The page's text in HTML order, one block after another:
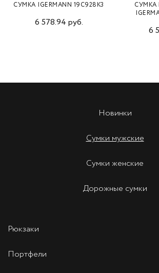
СУМКА IGERMANN 19С928К3
6 578.94 руб.
6
Новинки
Сумки мужские
Сумки женские
Дорожные сумки
Рюкзаки
Портфели